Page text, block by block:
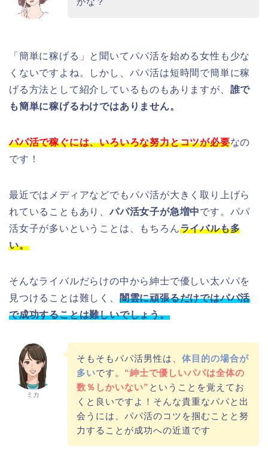
「簡単に稼げる」と聞いてパパ活を始める女性も少な
くないですよね。しかし、パパ活は短時間で簡単に稼
げる方法として紹介しているものもありますが、 誰で
も簡単に稼げるわけではありません。
パパ活で稼ぐには、いろいろな努力とコツが必要なの
です！
最近ではメディアなどでもパパ活が大きく取り上げら
れていることもあり、パパ活女子が急増中です。パパ
活女子が多いということは、もちろんライバルも多
い。
そんなライバルだらけの中から紳士で優しい太パパを
見つけることは難しく、 闇雲に頑張るだけではパパ活
で成功することは難しいでしょう。
ミカ
そもそもパパ活男性は、 体目的の場合が
多いです。 “紳士で優しいパパは全体の
数％しかいない” ということを覚えてお
くと良いですよ！そんな貴重なパパと出
会うには、パパ活のコツを掴むことと努
力することが成功への近道です